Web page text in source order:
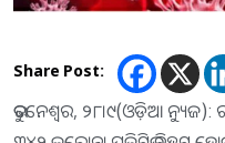
Share Post:
ଭୁବନେଶ୍ୱର, ୨୮।୯(ଓଡ଼ିଆ ନ୍ୟୁଜ):